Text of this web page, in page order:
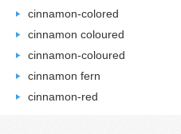
cinnamon-colored
cinnamon coloured
cinnamon-coloured
cinnamon fern
cinnamon-red